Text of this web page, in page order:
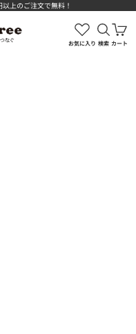
上のご注文で無料！
公式オンラインショップ
お気に入り
検索を
検索
カ
カート